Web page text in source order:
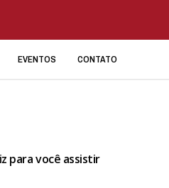
EVENTOS CONTATO
para você assistir